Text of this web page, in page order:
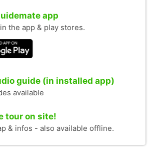
app
the app & play stores.
guide (in installed app)
available
tour on site!
& infos - also available offline.